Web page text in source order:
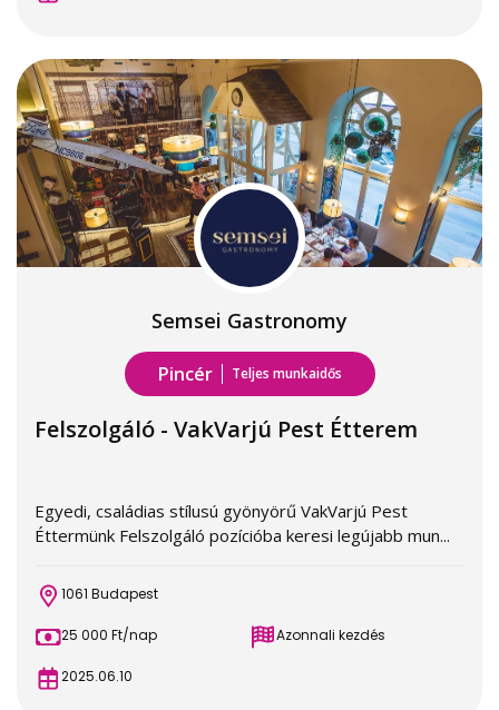
Semsei Gastronomy
Pincér Teljes munkaidős
Felszolgáló - VakVarjú Pest Étterem
Egyedi, családias stílusú gyönyörű VakVarjú Pest
Éttermünk Felszolgáló pozícióba keresi legújabb mun...
1061 Budapest
25 000 Ft/nap Azonnali kezdés
2025.06.10